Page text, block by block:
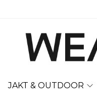
JAKT & OUTDOOR